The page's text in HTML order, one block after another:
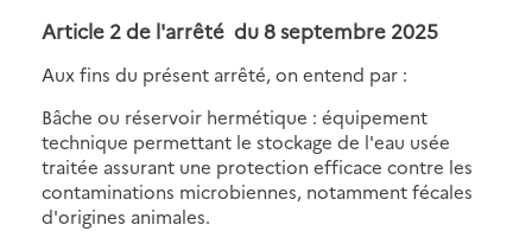
Article 2 de l'arrêté du 8 septembre 2025
Aux fins du présent arrêté, on entend par :
Bâche ou réservoir hermétique : équipement
technique permettant le stockage de l'eau usée
traitée assurant une protection efficace contre les
contaminations microbiennes, notamment fécales
d'origines animales.